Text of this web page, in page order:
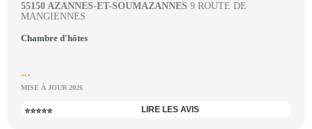
55150 AZANNES-ET-SOUMAZANNES 9 ROUTE DE
MANGIENNES
Chambre d'hôtes
...
MISE À JOUR 2026
⭐⭐⭐⭐⭐ LIRE LES AVIS